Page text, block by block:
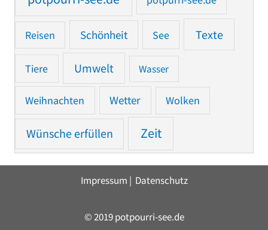
Reisen Schönheit See Texte
Tiere Umwelt Wasser
Weihnachten Wetter Wolken
Wünsche erfüllen Zeit
Impressum | Datenschutz
© 2019 potpourri-see.de